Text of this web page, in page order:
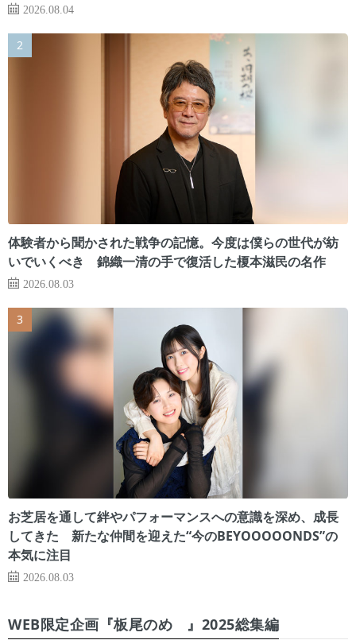
2026.08.04
体験者から聞かされた戦争の記憶。今度は僕らの世代が紡
いでいくべき 錦織一清の手で復活した榎本滋民の名作
2026.08.03
お芝居を通して絆やパフォーマンスへの意識を深め、成長
してきた 新たな仲間を迎えた“今のBEYOOOOONDS”の
本気に注目
2026.08.03
WEB限定企画『板尾のめ゙』2025総集編